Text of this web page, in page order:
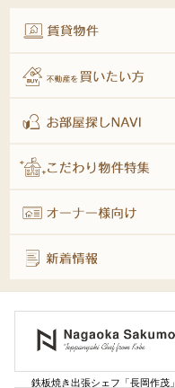
鉄板焼き出張シェフ「長岡作茂」